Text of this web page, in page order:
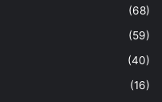
(68)
(59)
(40)
(16)